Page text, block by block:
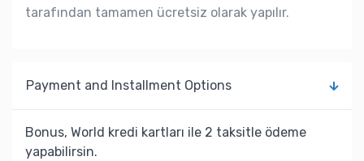
tarafından tamamen ücretsiz olarak yapılır.
Payment and Installment Options
Bonus, World kredi kartları ile 2 taksitle ödeme
yapabilirsin.